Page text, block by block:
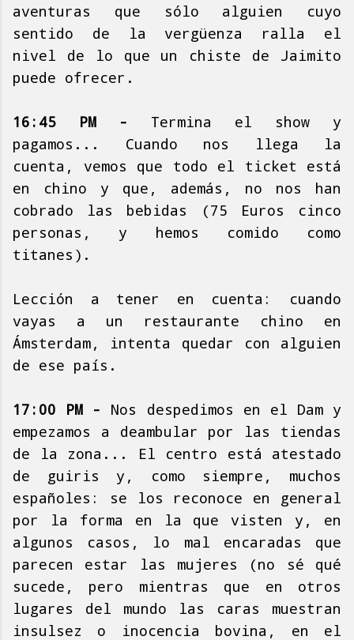
aventuras que sólo alguien cuyo
sentido de la vergüenza ralla el
nivel de lo que un chiste de Jaimito
puede ofrecer.
16:45 PM - Termina el show y
pagamos... Cuando nos llega la
cuenta, vemos que todo el ticket está
en chino y que, además, no nos han
cobrado las bebidas (75 Euros cinco
personas, y hemos comido como
titanes).
Lección a tener en cuenta: cuando
vayas a un restaurante chino en
Ámsterdam, intenta quedar con alguien
de ese país.
17:00 PM - Nos despedimos en el Dam y
empezamos a deambular por las tiendas
de la zona... El centro está atestado
de guiris y, como siempre, muchos
españoles: se los reconoce en general
por la forma en la que visten y, en
algunos casos, lo mal encaradas que
parecen estar las mujeres (no sé qué
sucede, pero mientras que en otros
lugares del mundo las caras muestran
insulsez o inocencia bovina, en el